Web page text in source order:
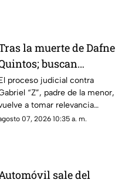
la muerte de Dafne
buscan
por presunto
a su integridad
íntima
proceso judicial contra
“Z”, padre de la menor,
a tomar relevancia
después de la muerte
07, 2026 10:35 a. m.
sale del